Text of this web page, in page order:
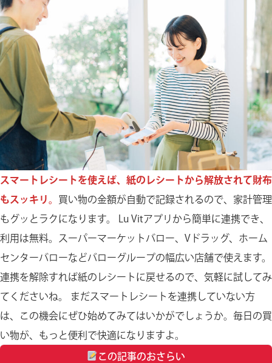
スマートレシートを使えば、紙のレシートから解放されて財布
もスッキリ。 買い物の金額が自動で記録されるので、家計管理
もグッとラクになります。 Lu Vitアプリから簡単に連携でき、
利用は無料。スーパーマーケットバロー、Vドラッグ、ホーム
センターバローなどバローグループの幅広い店舗で使えます。
連携を解除すれば紙のレシートに戻せるので、気軽に試してみ
てくださいね。 まだスマートレシートを連携していない方
は、この機会にぜひ始めてみてはいかがでしょうか。毎日の買
い物が、もっと便利で快適になりますよ。
この記事のおさらい